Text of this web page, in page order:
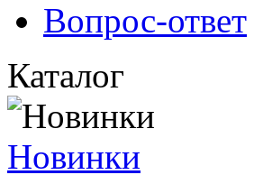
Вопрос-ответ
Каталог
Новинки